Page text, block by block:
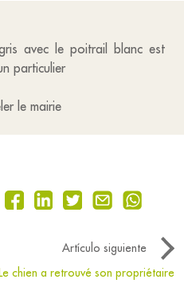
avec le poitrail blanc est
particulier
le mairie
Artículo siguiente
Le chien a retrouvé son propriétaire